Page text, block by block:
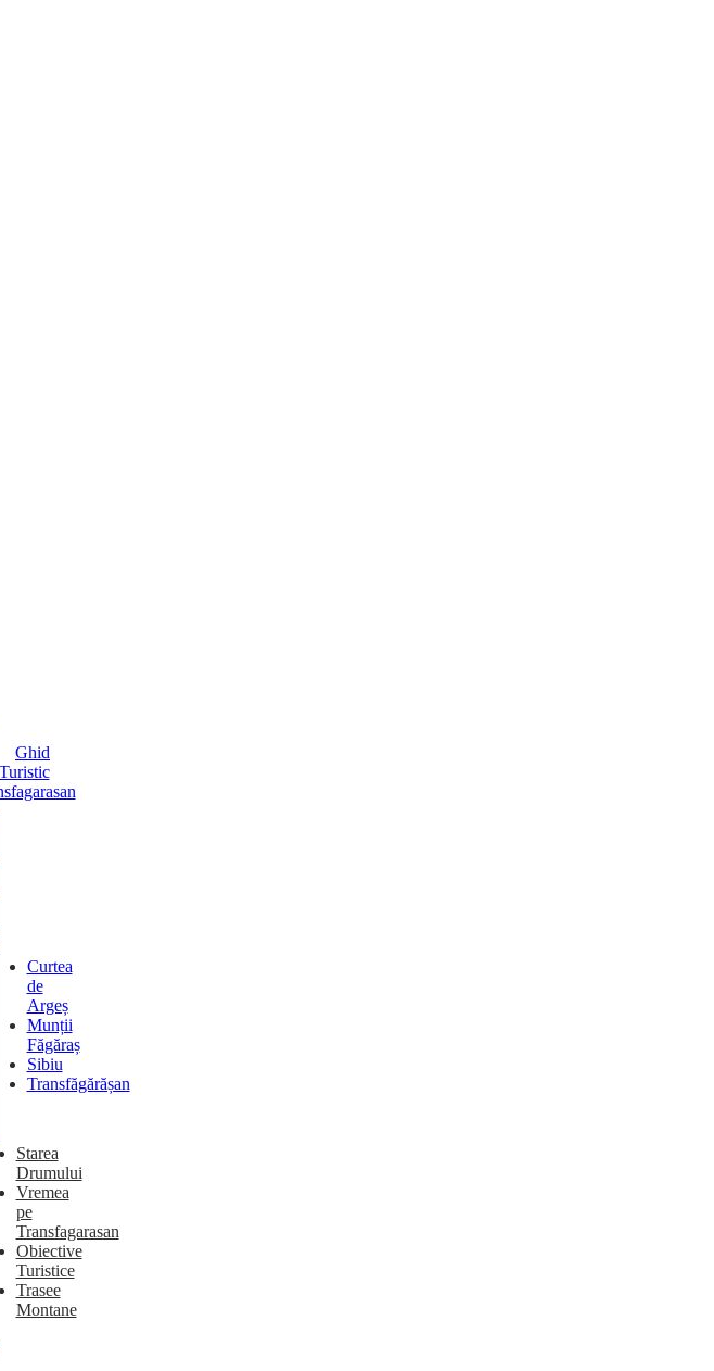
Curtea
de
Argeș
Munții
Făgăraș
Sibiu
Transfăgărășan
Starea
Drumului
Vremea
pe
Transfagarasan
Obiective
Turistice
Trasee
Montane